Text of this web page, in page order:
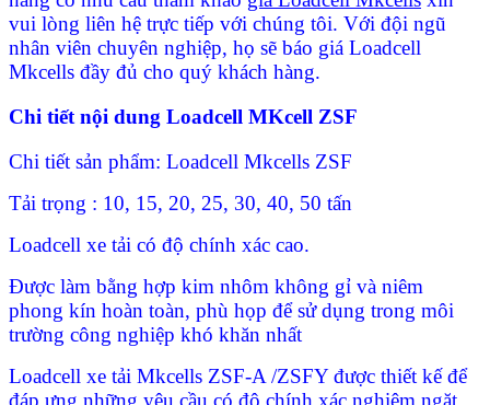
vui lòng liên hệ trực tiếp với chúng tôi. Với đội ngũ
nhân viên chuyên nghiệp, họ sẽ báo giá Loadcell
Mkcells đầy đủ cho quý khách hàng.
Chi tiết nội dung Loadcell MKcell ZSF
Chi tiết sản phẩm: Loadcell Mkcells ZSF
Tải trọng : 10, 15, 20, 25, 30, 40, 50 tấn
Loadcell xe tải có độ chính xác cao.
Được làm bằng hợp kim nhôm không gỉ và niêm
phong kín hoàn toàn, phù họp để sử dụng trong môi
trường công nghiệp khó khăn nhất
Loadcell xe tải Mkcells ZSF-A /ZSFY được thiết kế để
đáp ưng những yêu cầu có độ chính xác nghiêm ngặt